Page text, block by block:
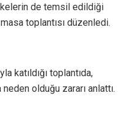
de temsil edildiği
toplantısı düzenledi.
katıldığı toplantıda,
neden olduğu zararı anlattı.